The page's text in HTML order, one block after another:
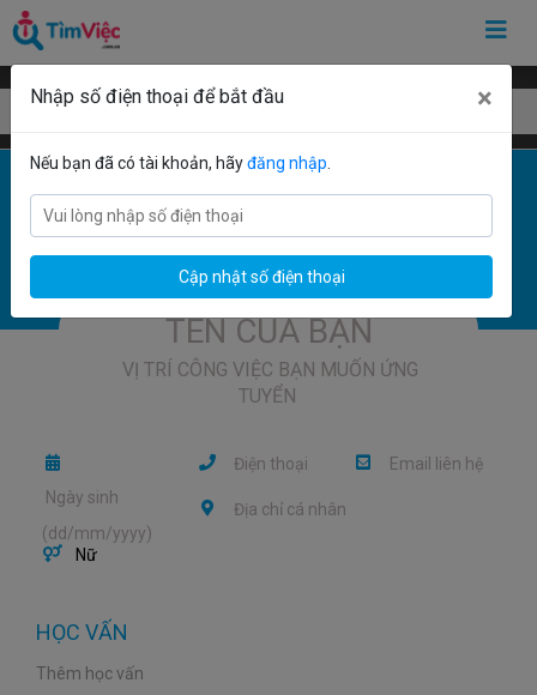
Mẫu CV đơn giản
  
Nữ
HỌC VẤN
Thêm học vấn
Nhập số điện thoại để bắt đầu ×
Nếu bạn đã có tài khoản, hãyđăng nhập
Cập nhật số điện thoại